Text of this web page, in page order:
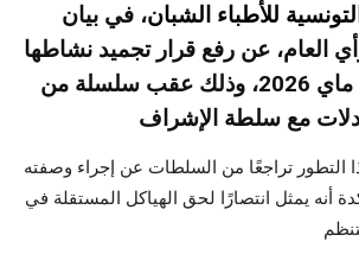
للأطباء الشبان، في بيان
العام، عن رفع قرار تجميد نشاطها
الصادر بتاريخ 14 ماي 2026، وذلك عقب سلسلة من
التطور تراجعًا من السلطات عن إجراء وصفته
أنه يمثل انتصارًا لحق الهياكل المستقلة في